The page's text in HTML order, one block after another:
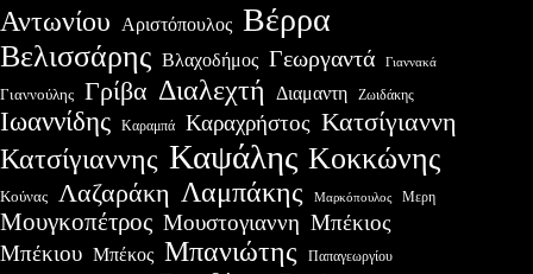
Αντωνίου Αριστόπουλος Βέρρα
Βελισσάρης Βλαχοδήμος Γεωργαντά Γιαννακά
Γιαννούλης Γρίβα Διαλεχτή Διαμαντη Ζωιδάκης
Ιωαννίδης Καραμπά Καραχρήστος Κατσίγιαννη
Κατσίγιαννης Καψάλης Κοκκώνης
Κούνας Λαζαράκη Λαμπάκης Μαρκόπουλος Μερη
Μουγκοπέτρος Μουστογιαννη Μπέκιος
Μπέκιου Μπέκος Μπανιώτης Παπαγεωργίου